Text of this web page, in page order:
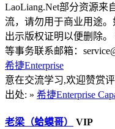
LaoLiang.Net部分资源来
流，请勿用于商业用途
出示版权证明以便删除
等事务联系邮箱：
希捷Enterprise
意在交流学习,欢迎赞赏
出处: » 希捷Enterprise
老梁（蛤蟆哥） VIP